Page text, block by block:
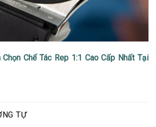
Chọn Chế Tác Rep 1:1 Cao Cấp Nhất Tại
TỰ